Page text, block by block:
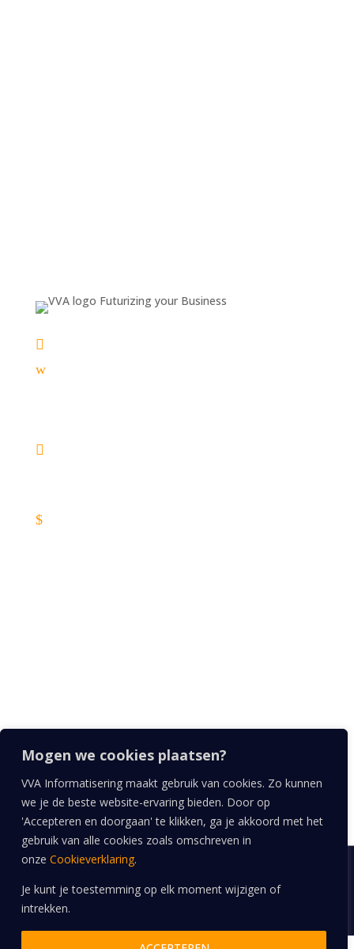
Mogen we cookies plaatsen?
VVA Informatisering maakt gebruik van cookies. Zo kunnen
we je de beste website-ervaring bieden. Door op
'Accepteren en doorgaan' te klikken, ga je akkoord met het
gebruik van alle cookies zoals omschreven in
onze Cookieverklaring.
Je kunt je toestemming op elk moment wijzigen of
intrekken.

w

$
Volg ons
Privacyverklaring|Cookieverklaring|Nederlandse ICT